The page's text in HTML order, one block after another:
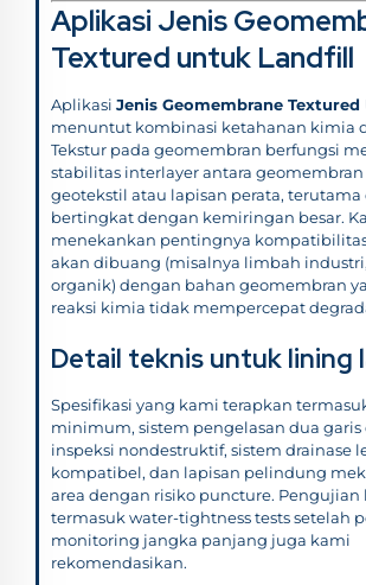
Aplikasi Jenis
Textured untuk Landfill
Aplikasi Jenis Geomembrane
menuntut kombinasi ketahanan kimia
Tekstur pada geomembran berfungsi
stabilitas interlayer antara
geotekstil atau lapisan perata,
bertingkat dengan kemiringan besar.
menekankan pentingnya
akan dibuang (misalnya limbah
organik) dengan bahan geomembran
reaksi kimia tidak mempercepat
Detail teknis untuk lining
Spesifikasi yang kami terapkan
minimum, sistem pengelasan dua garis
inspeksi nondestruktif, sistem drainase
kompatibel, dan lapisan pelindung
area dengan risiko puncture. Pengujian
termasuk water-tightness tests setelah
monitoring jangka panjang juga kami
rekomendasikan.